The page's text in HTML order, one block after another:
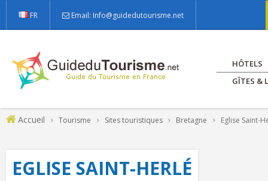
FR Email: Info@guidedutourisme.net
HÔTELS
GÎTES &
Accueil Tourisme Sites touristiques Bretagne Eglise Saint-
EGLISE SAINT-HERLÉ